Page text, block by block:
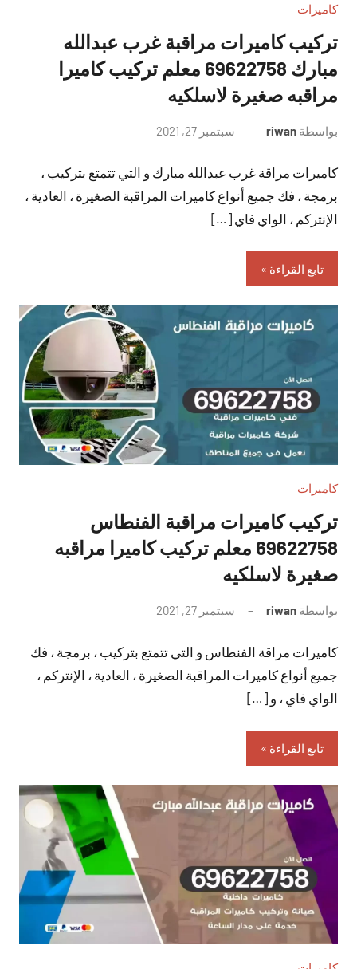
كاميرات
تركيب كاميرات مراقبة غرب عبدالله
مبارك 69622758 معلم تركيب كاميرا
مراقبه صغيرة لاسلكيه
بواسطة riwan سبتمبر 27, 2021
تعليقات
كاميرات مراقة غرب عبدالله مبارك و التي تتمتع بتركيب ،
برمجة ، فك جميع أنواع كاميرات المراقبة الصغيرة ، العادية ،
الإنتركم ، الواي فاي […]
تابع القراءة
كاميرات
تركيب كاميرات مراقبة الفنطاس
69622758 معلم تركيب كاميرا مراقبه
صغيرة لاسلكيه
بواسطة riwan سبتمبر 27, 2021
تعليقات
كاميرات مراقة الفنطاس و التي تتمتع بتركيب ، برمجة ، فك
جميع أنواع كاميرات المراقبة الصغيرة ، العادية ، الإنتركم ،
الواي فاي ، و […]
تابع القراءة